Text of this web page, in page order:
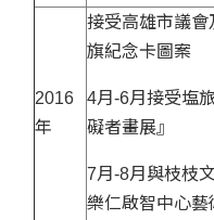
2016
年
接受高雄市議
旗紀念卡圖案
4月-6月接受塩
礙者畫展』
7月-8月與枝枝
樂仁啟智中心藝